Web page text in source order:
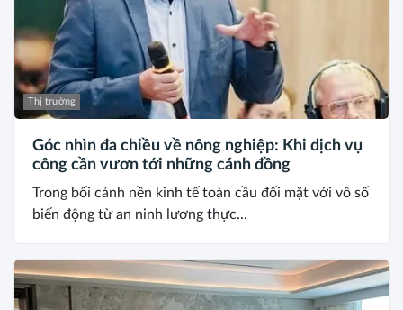
Thị trường
Góc nhìn đa chiều về nông nghiệp: Khi dịch vụ
công cần vươn tới những cánh đồng
Trong bối cảnh nền kinh tế toàn cầu đối mặt với vô số
biến động từ an ninh lương thực...